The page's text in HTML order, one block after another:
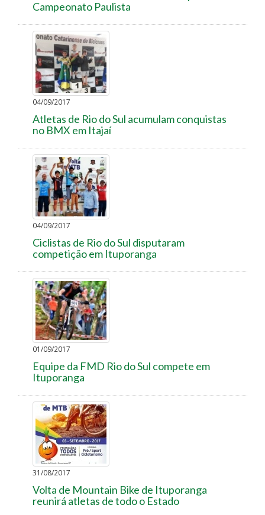
Campeonato Paulista
04/09/2017
Atletas de Rio do Sul acumulam conquistas
no BMX em Itajaí
04/09/2017
Ciclistas de Rio do Sul disputaram
competição em Ituporanga
01/09/2017
Equipe da FMD Rio do Sul compete em
Ituporanga
31/08/2017
Volta de Mountain Bike de Ituporanga
reunirá atletas de todo o Estado